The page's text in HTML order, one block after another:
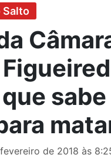
Salto
de 2018 às